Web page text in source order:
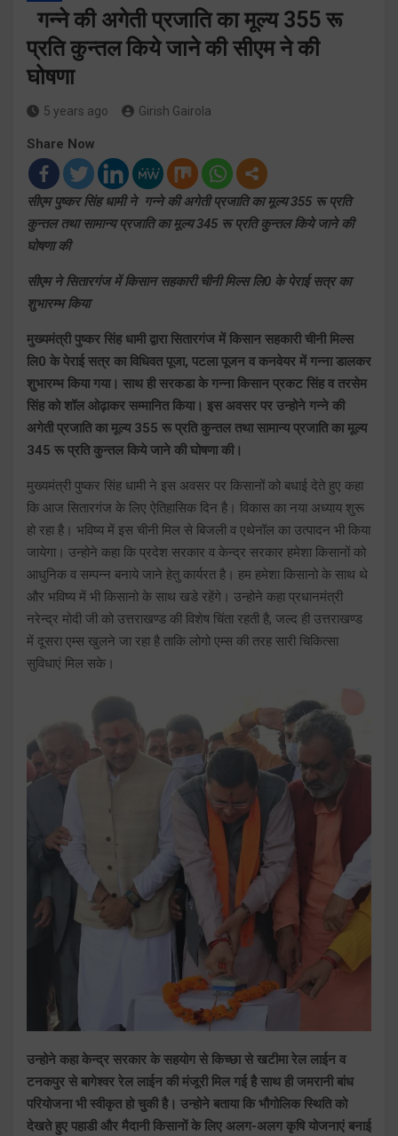
गन्ने की अगेती प्रजाति का मूल्य 355 रू
प्रति कुन्तल किये जाने की सीएम ने की
घोषणा
5 years ago Girish Gairola
Share Now
सीएम पुष्कर सिंह धामी ने गन्ने की अगेती प्रजाति का मूल्य 355 रू प्रति
कुन्तल तथा सामान्य प्रजाति का मूल्य 345 रू प्रति कुन्तल किये जाने की
घोषणा की
सीएम ने सितारगंज में किसान सहकारी चीनी मिल्स लि0 के पेराई सत्र का
शुभारम्भ किया
मुख्यमंत्री पुष्कर सिंह धामी द्वारा सितारगंज में किसान सहकारी चीनी मिल्स
लि0 के पेराई सत्र का विधिवत पूजा, पटला पूजन व कनवेयर में गन्ना डालकर
शुभारम्भ किया गया। साथ ही सरकडा के गन्ना किसान प्रकट सिंह व तरसेम
सिंह को शॉल ओढ़ाकर सम्मानित किया। इस अवसर पर उन्होने गन्ने की
अगेती प्रजाति का मूल्य 355 रू प्रति कुन्तल तथा सामान्य प्रजाति का मूल्य
345 रू प्रति कुन्तल किये जाने की घोषणा की।
मुख्यमंत्री पुष्कर सिंह धामी ने इस अवसर पर किसानों को बधाई देते हुए कहा
कि आज सितारगंज के लिए ऐतिहासिक दिन है। विकास का नया अध्याय शुरू
हो रहा है। भविष्य में इस चीनी मिल से बिजली व एथेनॉल का उत्पादन भी किया
जायेगा। उन्होने कहा कि प्रदेश सरकार व केन्द्र सरकार हमेशा किसानों को
आधुनिक व सम्पन्न बनाये जाने हेतु कार्यरत है। हम हमेशा किसानो के साथ थे
और भविष्य में भी किसानो के साथ खडे रहेंगे। उन्होने कहा प्रधानमंत्री
नरेन्द्र मोदी जी को उत्तराखण्ड की विशेष चिंता रहती है, जल्द ही उत्तराखण्ड
में दूसरा एम्स खुलने जा रहा है ताकि लोगो एम्स की तरह सारी चिकित्सा
सुविधाएं मिल सके।
उन्होने कहा केन्द्र सरकार के सहयोग से किच्छा से खटीमा रेल लाईन व
टनकपुर से बागेश्वर रेल लाईन की मंजूरी मिल गई है साथ ही जमरानी बांध
परियोजना भी स्वीकृत हो चुकी है। उन्होने बताया कि भौगोलिक स्थिति को
देखते हुए पहाडी और मैदानी किसानों के लिए अलग-अलग कृषि योजनाएं बनाई